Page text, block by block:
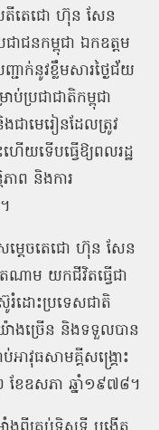
បតីតេជោ ហ៊ុន សែន
ាជនកម្ពុជា ឯកឧត្តម
ក់នូវខ្លឹមសារថ្ងៃជ័យ
ប់ប្រជាជាតិកម្ពុជា
ជាមេរៀនដែលត្រូវ
យទើបធ្វើឱ្យពលរដ្ឋ
ាព និងការ
ម្ដេចតេជោ ហ៊ុន សែន
ណាម យកជីវិតធ្វើជា
រំដោះប្រទេសជាតិ
ាងច្រើន និងទទួលបាន
ាវុធសាមគ្គីសង្គ្រោះ
២ ខែឧសភា ឆ្នាំ១៩៧៨។